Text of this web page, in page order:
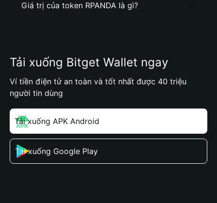
Giá trị của token RPANDA là gì?
Tải xuống Bitget Wallet ngay
Ví tiền điện tử an toàn và tốt nhất được 40 triệu
người tin dùng
Tải xuống APK Android
Tải xuống Google Play